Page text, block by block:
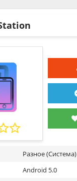
Разное (Система)
Android 5.0